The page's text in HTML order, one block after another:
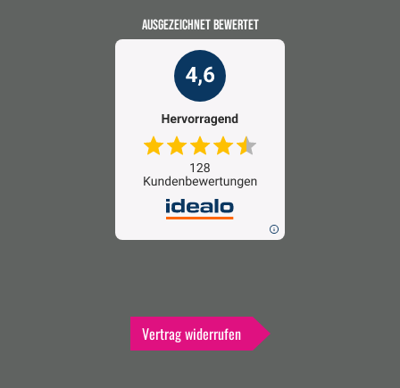
AUSGEZEICHNET BEWERTET
Vertrag widerrufen